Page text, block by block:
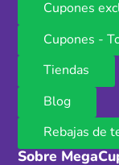
Cupones
Cupones -
Tiendas
Blog
Rebajas de
Sobre